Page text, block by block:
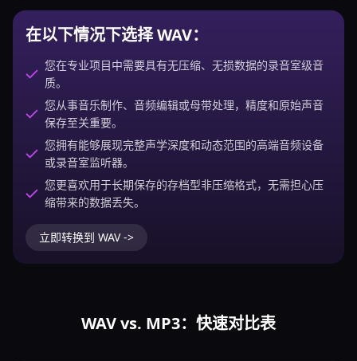
在以下情况下选择 WAV：
您在专业项目中需要具有无压缩、无损数据的录音室级音
质。
您从事音乐制作、音频编辑或母带处理，精度和原始声音
保存至关重要。
您拥有能够展现完整声学深度和动态范围的高端音频设备
或录音室监听器。
您更喜欢用于长期保存的存档型非压缩格式，无需担心压
缩带来的数据丢失。
立即转换到 WAV ->
WAV vs. MP3：快速对比表